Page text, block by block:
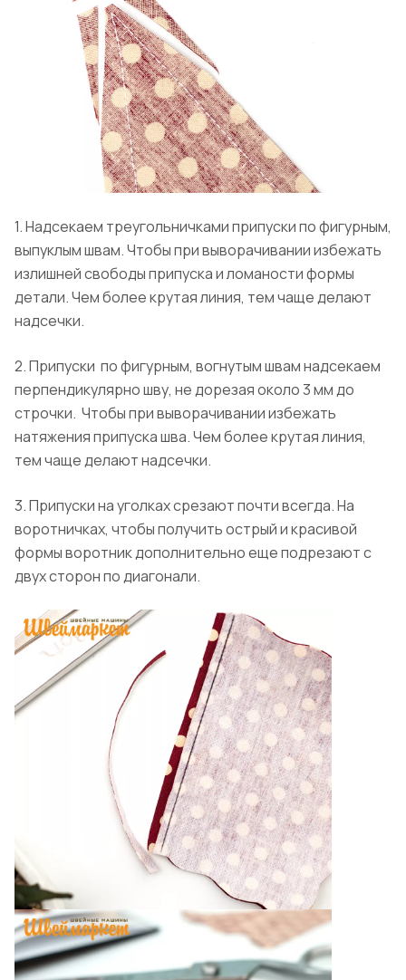
1. Надсекаем треугольничками припуски по фигурным,
выпуклым швам. Чтобы при выворачивании избежать
излишней свободы припуска и ломаности формы
детали. Чем более крутая линия, тем чаще делают
надсечки.
2. Припуски по фигурным, вогнутым швам надсекаем
перпендикулярно шву, не дорезая около 3 мм до
строчки. Чтобы при выворачивании избежать
натяжения припуска шва. Чем более крутая линия,
тем чаще делают надсечки.
3. Припуски на уголках срезают почти всегда. На
воротничках, чтобы получить острый и красивой
формы воротник дополнительно еще подрезают с
двух сторон по диагонали.